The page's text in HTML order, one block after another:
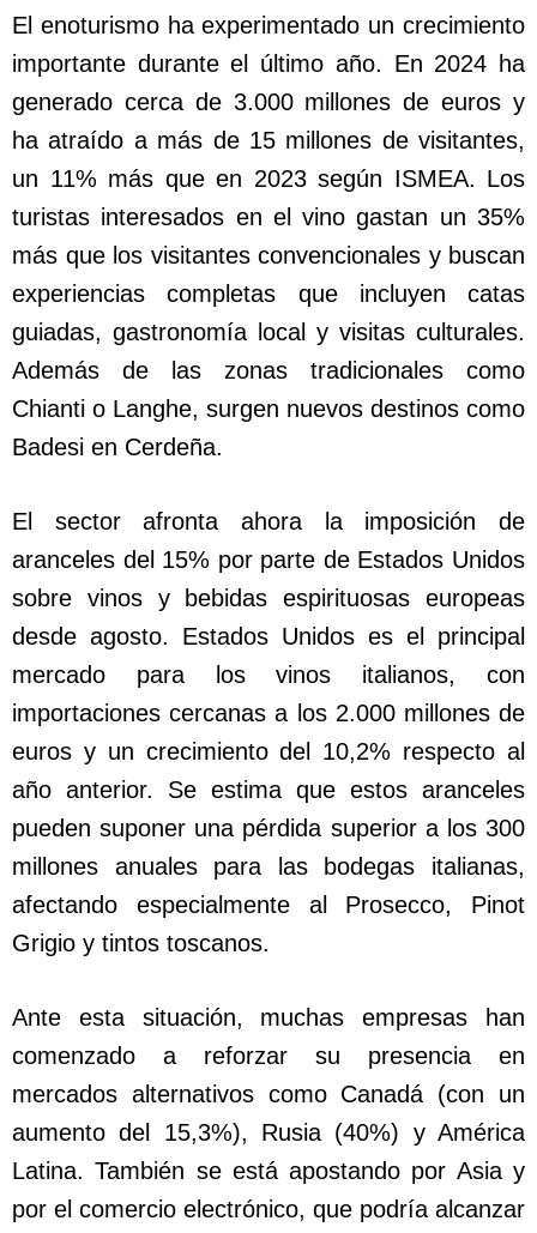
El enoturismo ha experimentado un crecimiento
importante durante el último año. En 2024 ha
generado cerca de 3.000 millones de euros y
ha atraído a más de 15 millones de visitantes,
un 11% más que en 2023 según ISMEA. Los
turistas interesados en el vino gastan un 35%
más que los visitantes convencionales y buscan
experiencias completas que incluyen catas
guiadas, gastronomía local y visitas culturales.
Además de las zonas tradicionales como
Chianti o Langhe, surgen nuevos destinos como
Badesi en Cerdeña.
El sector afronta ahora la imposición de
aranceles del 15% por parte de Estados Unidos
sobre vinos y bebidas espirituosas europeas
desde agosto. Estados Unidos es el principal
mercado para los vinos italianos, con
importaciones cercanas a los 2.000 millones de
euros y un crecimiento del 10,2% respecto al
año anterior. Se estima que estos aranceles
pueden suponer una pérdida superior a los 300
millones anuales para las bodegas italianas,
afectando especialmente al Prosecco, Pinot
Grigio y tintos toscanos.
Ante esta situación, muchas empresas han
comenzado a reforzar su presencia en
mercados alternativos como Canadá (con un
aumento del 15,3%), Rusia (40%) y América
Latina. También se está apostando por Asia y
por el comercio electrónico, que podría alcanzar